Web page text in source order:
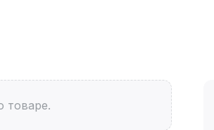
товаре.